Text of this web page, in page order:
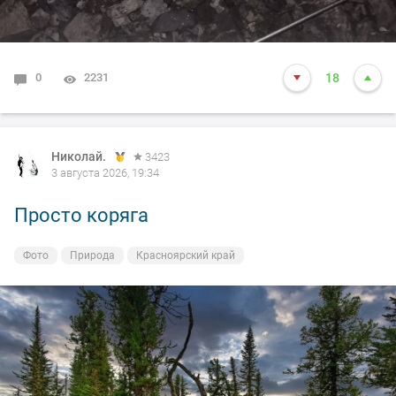
0 2231 18
Николай.
3423
3 августа 2026, 19:34
Просто коряга
Фото Природа Красноярский край